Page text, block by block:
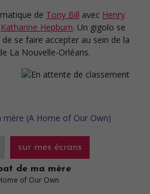
de Tony Bill avec Henry
Katharine Hepburn. Un gigolo se
se faire accepter au sein de la
La Nouvelle-Orléans.
sur mes écrans
de ma mère
of Our Own